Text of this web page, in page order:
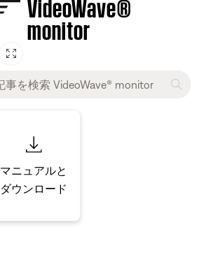
monitor
マニュアルと
ダウンロード